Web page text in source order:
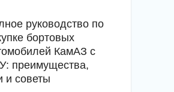
руководство по
бортовых
КамАЗ с
преимущества,
и советы